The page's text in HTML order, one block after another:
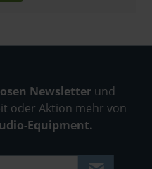
Newsletter und
oder Aktion mehr von
Equipment.